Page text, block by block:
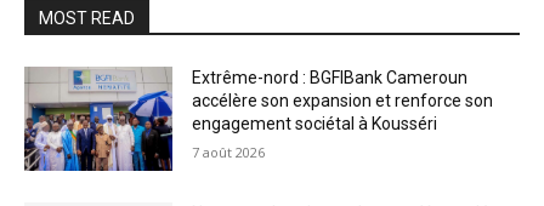
MOST READ
Extrême-nord : BGFIBank Cameroun
accélère son expansion et renforce son
engagement sociétal à Kousséri
7 août 2026